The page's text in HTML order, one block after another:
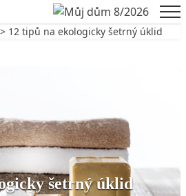
> 12 tipů na ekologicky šetrný úklid
šetrný úklid